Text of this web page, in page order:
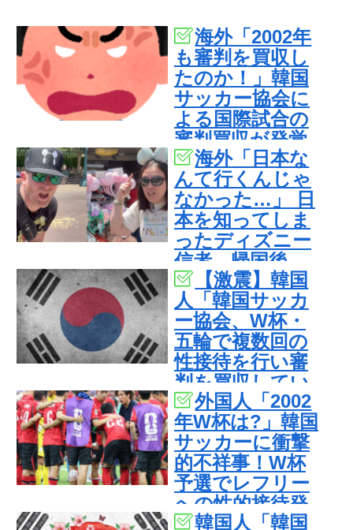
海外「2002年
も審判を買収し
たのか！」韓国
サッカー協会に
よる国際試合の
審判買収が発覚
し大騒ぎ！【海
外の反応】
海外「日本な
んて行くんじゃ
なかった…」 日
本を知ってしま
ったディズニー
信者、帰国後
『本家』に失望
する事態に
【激震】韓国
人「韓国サッカ
ー協会、W杯・
五輪で複数回の
性接待を行い審
判を買収してい
たことが発覚…
（ﾌﾞﾙﾌﾞﾙ」＝韓
国の反応
外国人「2002
年W杯は?」韓国
サッカーに衝撃
的不祥事！W杯
予選でレフリー
への性的接待発
覚！海外騒然！
韓国人「韓国